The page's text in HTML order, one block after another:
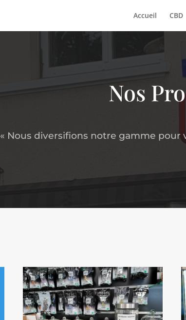
Accueil CBD
Nos
« Nous diversifions notre gamme pour